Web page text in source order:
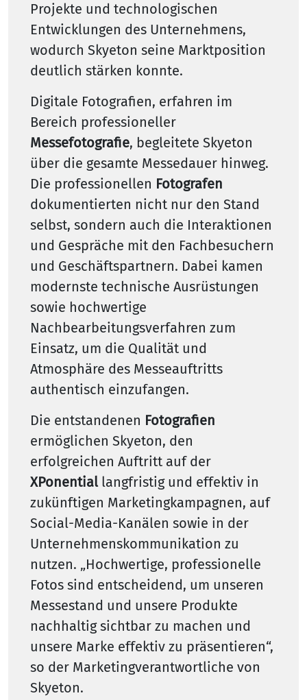
Projekte und technologischen
Entwicklungen des Unternehmens,
wodurch Skyeton seine Marktposition
deutlich stärken konnte.
Digitale Fotografien, erfahren im
Bereich professioneller
Messefotografie, begleitete Skyeton
über die gesamte Messedauer hinweg.
Die professionellen Fotografen
dokumentierten nicht nur den Stand
selbst, sondern auch die Interaktionen
und Gespräche mit den Fachbesuchern
und Geschäftspartnern. Dabei kamen
modernste technische Ausrüstungen
sowie hochwertige
Nachbearbeitungsverfahren zum
Einsatz, um die Qualität und
Atmosphäre des Messeauftritts
authentisch einzufangen.
Die entstandenen Fotografien
ermöglichen Skyeton, den
erfolgreichen Auftritt auf der
XPonential langfristig und effektiv in
zukünftigen Marketingkampagnen, auf
Social-Media-Kanälen sowie in der
Unternehmenskommunikation zu
nutzen. „Hochwertige, professionelle
Fotos sind entscheidend, um unseren
Messestand und unsere Produkte
nachhaltig sichtbar zu machen und
unsere Marke effektiv zu präsentieren“,
so der Marketingverantwortliche von
Skyeton.